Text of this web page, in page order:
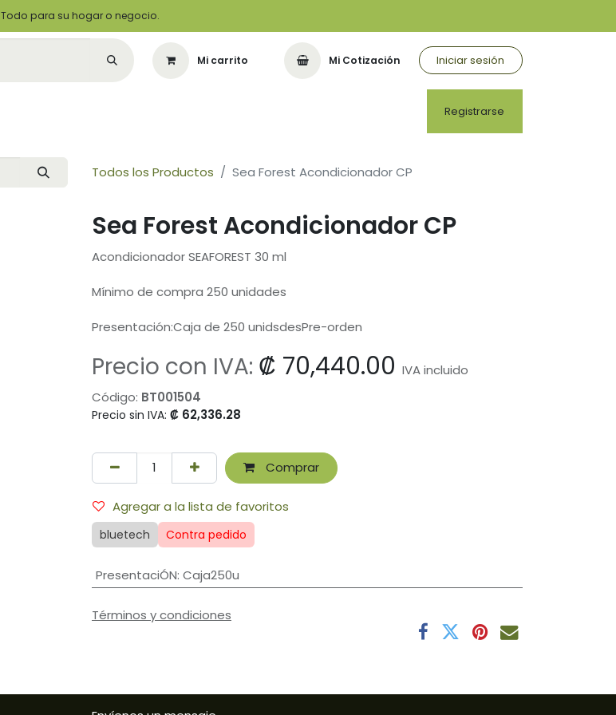
Todo para su hogar o negocio.
Mi carrito Mi Cotización Iniciar sesión
Registrarse
Todos los Productos Sea Forest Acondicionador CP
Sea Forest Acondicionador CP
Acondicionador SEAFOREST 30 ml
Mínimo de compra 250 unidades
Presentación:Caja de 250 unidsdesPre-orden
Precio con IVA: ₡ 70,440.00 IVA incluido
Código: BT001504
Precio sin IVA: ₡ 62,336.28
Comprar
Agregar a la lista de favoritos
bluetech Contra pedido
PresentaciÓN: Caja250u
Términos y condiciones